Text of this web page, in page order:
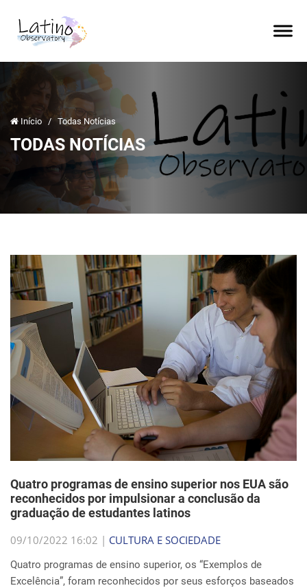
Início / Todas Notícias
TODAS NOTÍCIAS
Quatro programas de ensino superior nos EUA são
reconhecidos por impulsionar a conclusão da
graduação de estudantes latinos
09/10/2022 16:02 | CULTURA E SOCIEDADE
Quatro programas de ensino superior, os “Exemplos de
Excelência”, foram reconhecidos por seus esforços baseados